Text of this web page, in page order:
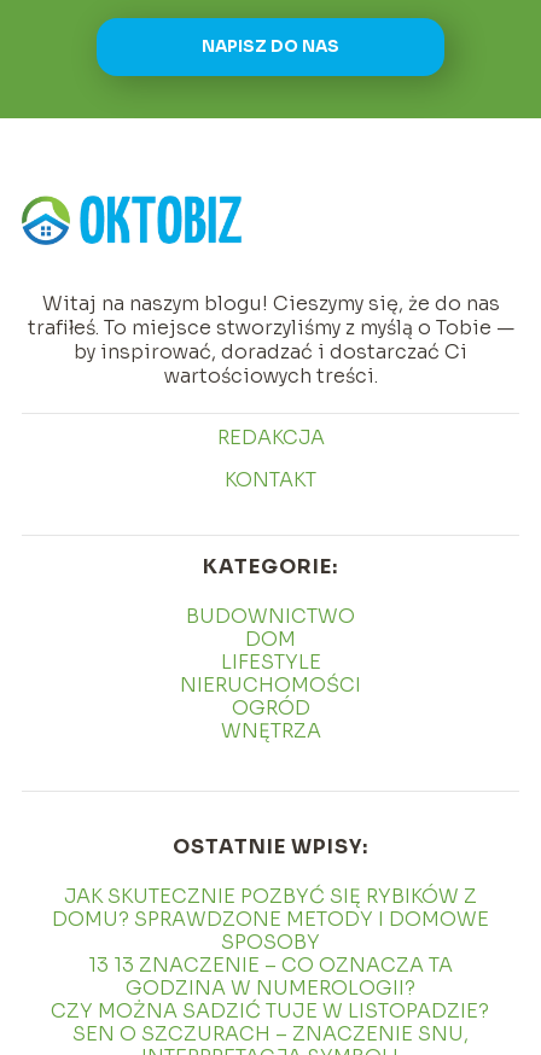
NAPISZ DO NAS
Witaj na naszym blogu! Cieszymy się, że do nas
trafiłeś. To miejsce stworzyliśmy z myślą o Tobie —
by inspirować, doradzać i dostarczać Ci
wartościowych treści.
REDAKCJA
KONTAKT
KATEGORIE:
BUDOWNICTWO
DOM
LIFESTYLE
NIERUCHOMOŚCI
OGRÓD
WNĘTRZA
OSTATNIE WPISY:
JAK SKUTECZNIE POZBYĆ SIĘ RYBIKÓW Z
DOMU? SPRAWDZONE METODY I DOMOWE
SPOSOBY
13 13 ZNACZENIE – CO OZNACZA TA
GODZINA W NUMEROLOGII?
CZY MOŻNA SADZIĆ TUJE W LISTOPADZIE?
SEN O SZCZURACH – ZNACZENIE SNU,